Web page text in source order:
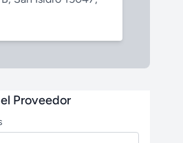
Proveedor